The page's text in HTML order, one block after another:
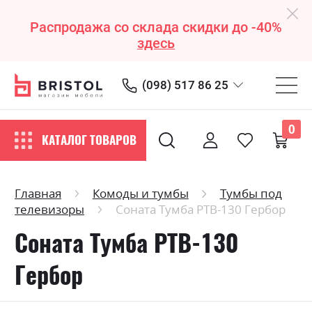
Распродажа со склада скидки до -40%
здесь
(098) 517 86 25
КАТАЛОГ ТОВАРОВ
0
Главная Комоды и тумбы
Тумбы под
телевизоры
Соната Тумба РТВ-130 Гербор
Соната Тумба РТВ-130
Гербор